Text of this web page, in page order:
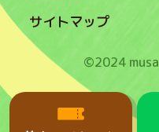
サイトマップ
©2024